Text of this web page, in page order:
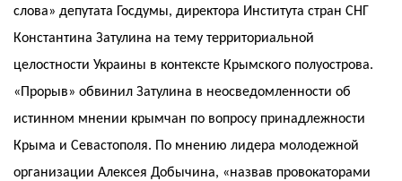
слова» депутата Госдумы, директора Института стран СНГ
Константина Затулина на тему территориальной
целостности Украины в контексте Крымского полуострова.
«Прорыв» обвинил Затулина в неосведомленности об
истинном мнении крымчан по вопросу принадлежности
Крыма и Севастополя. По мнению лидера молодежной
организации Алексея Добычина, «назвав провокаторами